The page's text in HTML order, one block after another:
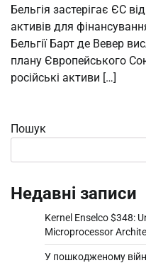
Бельгія застерігає ЄС
активів для
Бельгії Барт де Вевер
плану Європейського
російські активи […]
Пошук
Недавні записи
Kernel Enselco $348:
Microprocessor
У пошкодженому